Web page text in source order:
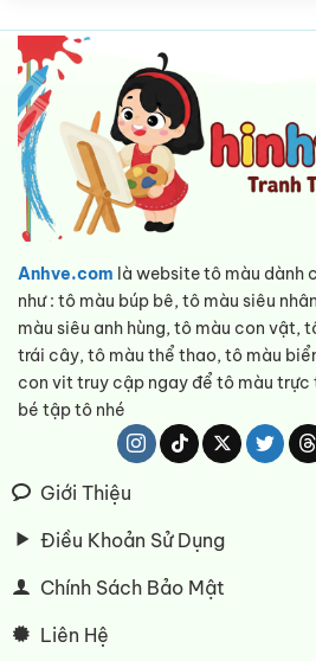
Anhve.com là website tô màu dành
như : tô màu búp bê, tô màu siêu
màu siêu anh hùng, tô màu con vật,
trái cây, tô màu thể thao, tô màu
con vit truy cập ngay để tô màu
bé tập tô nhé
Giới Thiệu
Điều Khoản Sử Dụng
Chính Sách Bảo Mật
Liên Hệ